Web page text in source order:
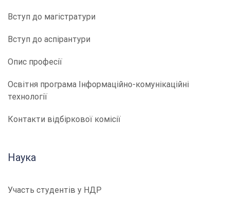
Вступ до магістратури
Вступ до аспірантури
Опис професії
​​Освітня програма Інформаційно-комунікаційні
технології
Контакти відбіркової комісії
Наука
Участь студентів у НДР